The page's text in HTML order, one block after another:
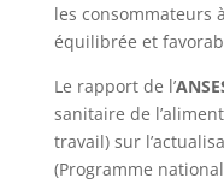
les consommateurs
équilibrée et
Le rapport de l’
sanitaire de
travail) sur
(Programme